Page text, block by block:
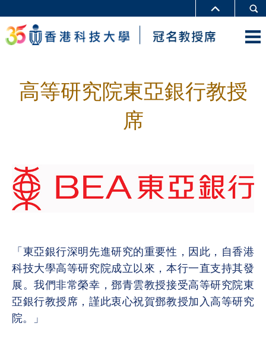
高等研究院東亞銀行教授
席
「東亞銀行深明先進研究的重要性，因此，自香港
科技大學高等研究院成立以來，本行一直支持其發
展。我們非常榮幸，鄧青雲教授接受高等研究院東
亞銀行教授席，謹此衷心祝賀鄧教授加入高等研究
院。」